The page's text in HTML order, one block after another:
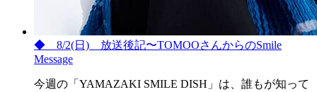
◆ 8/2(日) 放送後記〜TOMOOさんからのSmile
Message
今週の「YAMAZAKI SMILE DISH」は、誰もが知って